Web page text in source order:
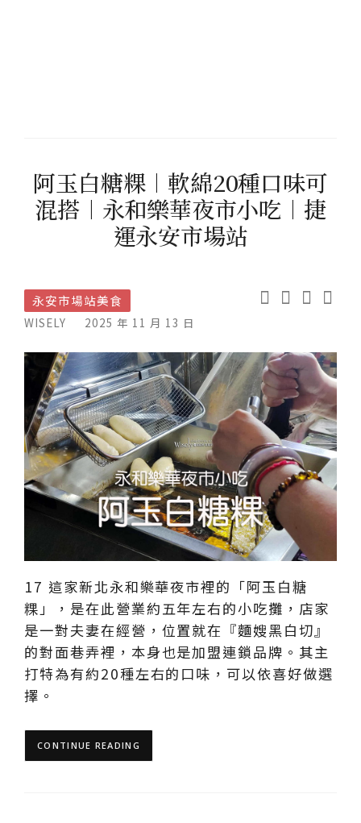
阿玉白糖粿︱軟綿20種口味可
混搭︱永和樂華夜市小吃︱捷
運永安市場站
永安市場站美食
WISELY 2025 年 11 月 13 日
17 這家新北永和樂華夜市裡的「阿玉白糖
粿」，是在此營業約五年左右的小吃攤，店家
是一對夫妻在經營，位置就在『麵嫂黑白切』
的對面巷弄裡，本身也是加盟連鎖品牌。其主
打特為有約20種左右的口味，可以依喜好做選
擇。
CONTINUE READING